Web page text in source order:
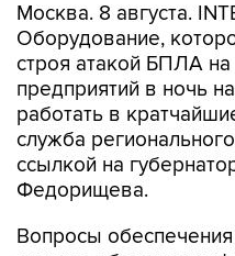
Москва. 8 августа.
Оборудование,
строя атакой БПЛА
предприятий в ночь
работать в
служба
ссылкой на
Федорищева.
Вопросы